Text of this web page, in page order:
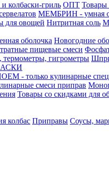
колбаски-гриль ОПТ Товары
МЕМБРИН - умная
для овощей Нитритная соль
оболочка Новогодние
пищевые смеси
термометры, гигрометры
- только кулинарные
смеси приправ
Товары со скидками для
колбас Приправы Соусы,